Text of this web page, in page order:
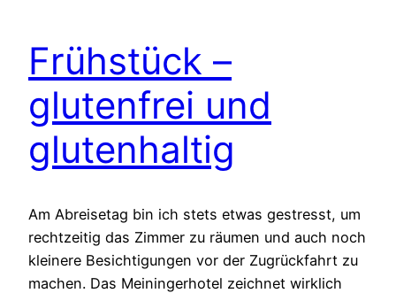
Frühstück –
glutenfrei und
glutenhaltig
Am Abreisetag bin ich stets etwas gestresst, um
rechtzeitig das Zimmer zu räumen und auch noch
kleinere Besichtigungen vor der Zugrückfahrt zu
machen. Das Meiningerhotel zeichnet wirklich